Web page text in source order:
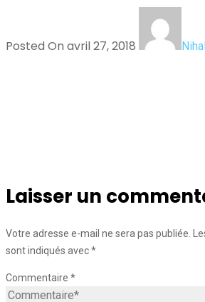
Posted On avril 27, 2018
Laisser un
Votre adresse e-mail ne sera pas publiée.
sont indiqués avec*
Commentaire *